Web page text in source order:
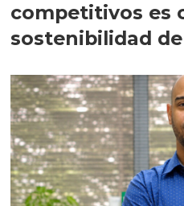
competitivos es
sostenibilidad